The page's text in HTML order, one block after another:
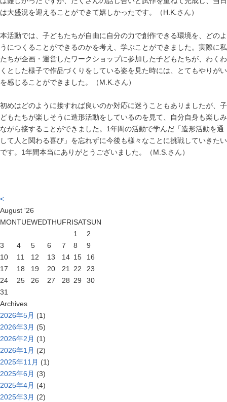
は大盛況を迎えることができて嬉しかったです。（H.K.さん）
本活動では、子どもたちが自由に自分の力で創作できる環境を、どのよ
うにつくることができるのかを考え、学ぶことができました。実際に私
たちが企画・運営したワークショップに参加した子どもたちが、わくわ
くとした様子で作品づくりをしている姿を見た時には、とてもやりがい
を感じることができました。（M.K.さん）
初めはどのように接すれば良いのか対応に迷うこともありましたが、子
どもたちが楽しそうに造形活動をしているのを見て、自分自身も楽しみ
ながら接することができました。 1年間の活動で学んだ「造形活動を通
して人と関わる喜び」を忘れずに今後も様々なことに挑戦していきたい
です。 1年間本当にありがとうございました。（M.S.さん）
<
August '26
MONTUEWEDTHUFRISATSUN
1
2
3
4 5 6 7 8
9
10
11 12 13 14 15
16
17
18 19 20 21 22
23
24
25 26 27 28 29
30
31
Archives
2026年5月 (1)
2026年3月 (5)
2026年2月 (1)
2026年1月 (2)
2025年11月 (1)
2025年6月 (3)
2025年4月 (4)
2025年3月 (2)